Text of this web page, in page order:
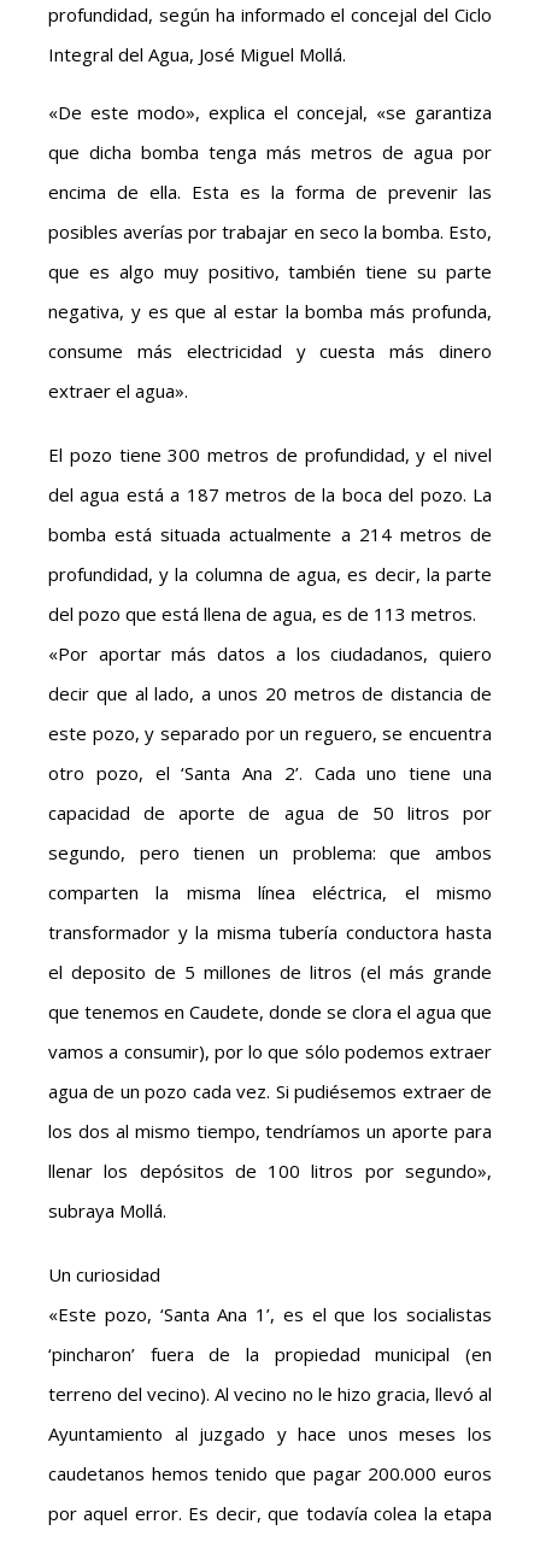
profundidad, según ha informado el concejal del Ciclo
Integral del Agua, José Miguel Mollá.
«De este modo», explica el concejal, «se garantiza
que dicha bomba tenga más metros de agua por
encima de ella. Esta es la forma de prevenir las
posibles averías por trabajar en seco la bomba. Esto,
que es algo muy positivo, también tiene su parte
negativa, y es que al estar la bomba más profunda,
consume más electricidad y cuesta más dinero
extraer el agua».
El pozo tiene 300 metros de profundidad, y el nivel
del agua está a 187 metros de la boca del pozo. La
bomba está situada actualmente a 214 metros de
profundidad, y la columna de agua, es decir, la parte
del pozo que está llena de agua, es de 113 metros.
«Por aportar más datos a los ciudadanos, quiero
decir que al lado, a unos 20 metros de distancia de
este pozo, y separado por un reguero, se encuentra
otro pozo, el ‘Santa Ana 2’. Cada uno tiene una
capacidad de aporte de agua de 50 litros por
segundo, pero tienen un problema: que ambos
comparten la misma línea eléctrica, el mismo
transformador y la misma tubería conductora hasta
el deposito de 5 millones de litros (el más grande
que tenemos en Caudete, donde se clora el agua que
vamos a consumir), por lo que sólo podemos extraer
agua de un pozo cada vez. Si pudiésemos extraer de
los dos al mismo tiempo, tendríamos un aporte para
llenar los depósitos de 100 litros por segundo»,
subraya Mollá.
Un curiosidad
«Este pozo, ‘Santa Ana 1’, es el que los socialistas
‘pincharon’ fuera de la propiedad municipal (en
terreno del vecino). Al vecino no le hizo gracia, llevó al
Ayuntamiento al juzgado y hace unos meses los
caudetanos hemos tenido que pagar 200.000 euros
por aquel error. Es decir, que todavía colea la etapa